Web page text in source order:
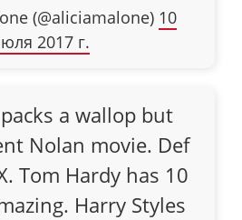
(@aliciamalone) 10
2017 г.
packs a wallop but
Nolan movie. Def
Tom Hardy has 10
Harry Styles